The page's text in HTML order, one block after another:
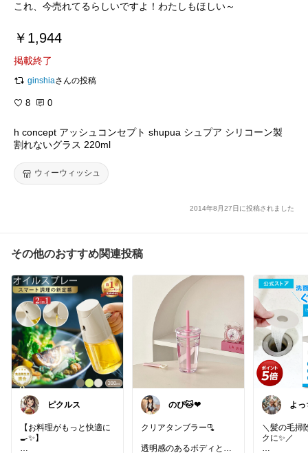
これ、今売れてるらしいですよ！わたしもほしい～
￥1,944
掲載終了
ginshiaさんの投稿
8 0
h concept アッシュコンセプト shupua シュプア シリコーン製
割れないグラス 220ml
ウィーウィッシュ
2014年8月27日に投稿されました
その他のおすすめ関連投稿
ピクルス
【お料理がもっと快適に
🍳✨】
クリアタンブラー🫗
透明感のあるボディと可
よっ
＼髪の毛掃
クに✨／